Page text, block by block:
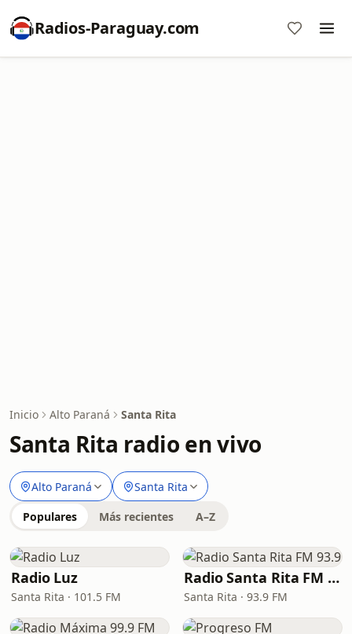
Radios-Paraguay.com
Inicio Alto Paraná Santa Rita
Santa Rita radio en vivo
Alto Paraná Santa Rita
Populares Más recientes A–Z
Radio Luz
Santa Rita · 101.5 FM
Radio Santa Rita FM 93.9
Santa Rita · 93.9 FM